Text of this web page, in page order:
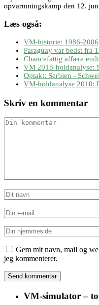
opvarmningskamp den 12.
Læs også:
VM-historie: 1986-2006
Paraguay var bedst fra
Chancefattig affære
VM 2018-holdanalyse:
Optakt: Serbien -
VM-holdanalyse 2010:
Skriv en kommentar
Gem mit navn, mail og
jeg kommenterer.
VM-simulator –